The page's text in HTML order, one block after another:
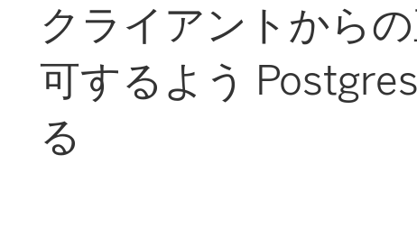
クライアントから
可するよう
る